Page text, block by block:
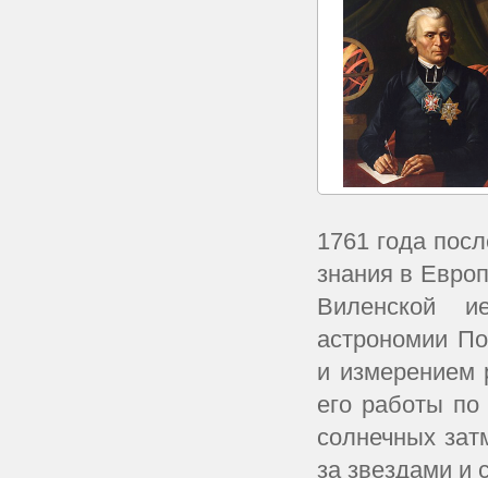
1761 года
знания в
Виленской
астрономии
и измерением
его работы
солнечных
за звездами и